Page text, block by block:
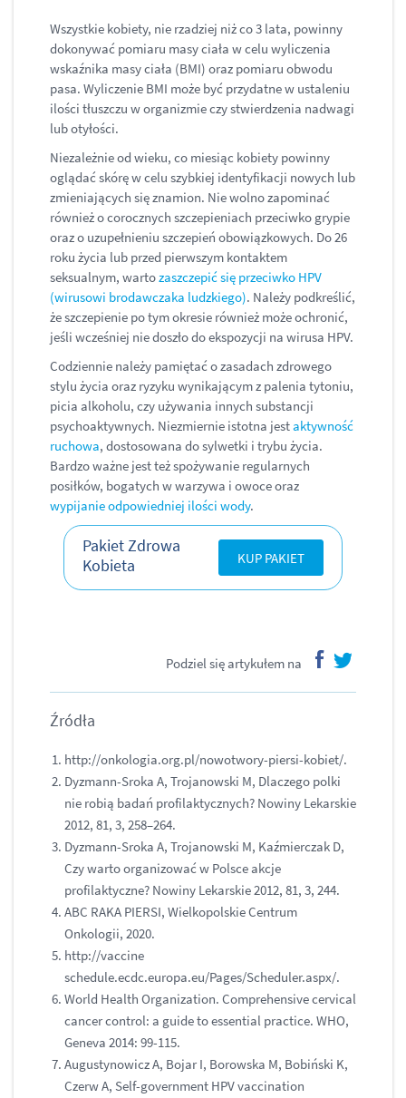
Wszystkie kobiety, nie rzadziej niż co 3 lata, powinny
dokonywać pomiaru masy ciała w celu wyliczenia
wskaźnika masy ciała (BMI) oraz pomiaru obwodu
pasa. Wyliczenie BMI może być przydatne w ustaleniu
ilości tłuszczu w organizmie czy stwierdzenia nadwagi
lub otyłości.
Niezależnie od wieku, co miesiąc kobiety powinny
oglądać skórę w celu szybkiej identyfikacji nowych lub
zmieniających się znamion. Nie wolno zapominać
również o corocznych szczepieniach przeciwko grypie
oraz o uzupełnieniu szczepień obowiązkowych. Do 26
roku życia lub przed pierwszym kontaktem
seksualnym, wartozaszczepić się przeciwko HPV
(wirusowi brodawczaka ludzkiego). Należy podkreślić,
że szczepienie po tym okresie również może ochronić,
jeśli wcześniej nie doszło do ekspozycji na wirusa HPV.
Codziennie należy pamiętać o zasadach zdrowego
stylu życia oraz ryzyku wynikającym z palenia tytoniu,
picia alkoholu, czy używania innych substancji
psychoaktywnych. Niezmiernie istotna jestaktywność
ruchowa, dostosowana do sylwetki i trybu życia.
Bardzo ważne jest też spożywanie regularnych
posiłków, bogatych w warzywa i owoce oraz
wypijanie odpowiedniej ilości wody.
Pakiet Zdrowa
Kobieta
KUP PAKIET
Podziel się artykułem na
Źródła
http://onkologia.org.pl/nowotwory-piersi-kobiet/.
Dyzmann-Sroka A, Trojanowski M, Dlaczego polki
nie robią badań profilaktycznych? Nowiny Lekarskie
2012, 81, 3, 258–264.
Dyzmann-Sroka A, Trojanowski M, Kaźmierczak D,
Czy warto organizować w Polsce akcje
profilaktyczne? Nowiny Lekarskie 2012, 81, 3, 244.
ABC RAKA PIERSI, Wielkopolskie Centrum
Onkologii, 2020.
http://vaccine
schedule.ecdc.europa.eu/Pages/Scheduler.aspx/.
World Health Organization. Comprehensive cervical
cancer control: a guide to essential practice. WHO,
Geneva 2014: 99-115.
Augustynowicz A, Bojar I, Borowska M, Bobiński K,
Czerw A, Self-government HPV vaccination